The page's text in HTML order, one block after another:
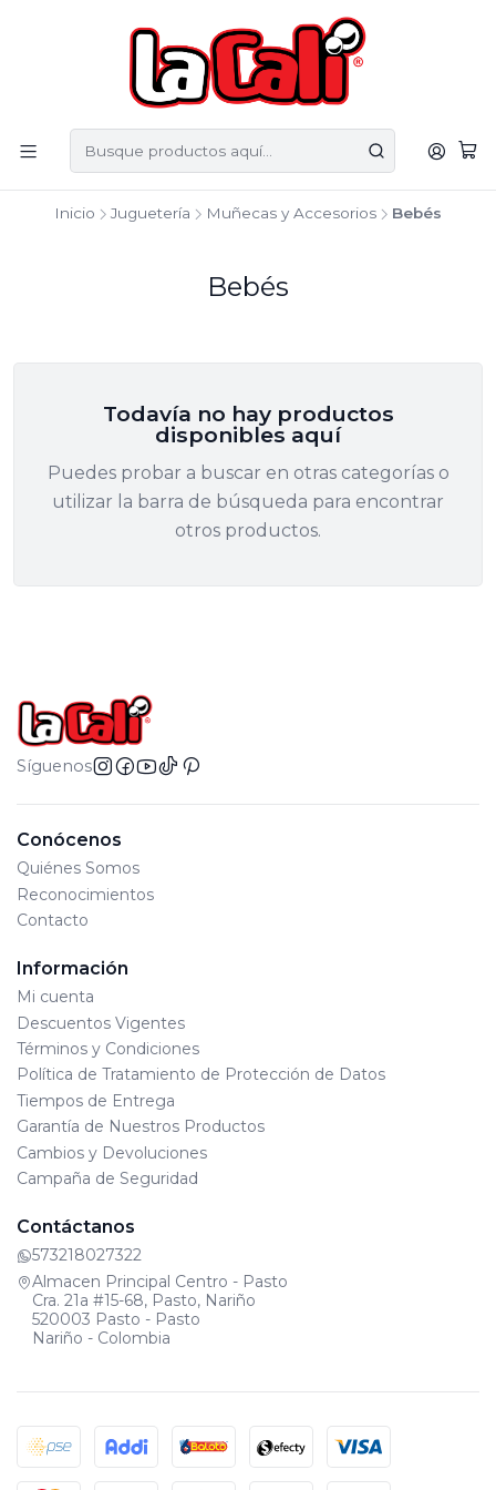
Inicio Juguetería Muñecas y Accesorios Bebés
Bebés
Todavía no hay productos
disponibles aquí
Puedes probar a buscar en otras categorías o
utilizar la barra de búsqueda para encontrar
otros productos.
Síguenos
Conócenos
Quiénes Somos
Reconocimientos
Contacto
Información
Mi cuenta
Descuentos Vigentes
Términos y Condiciones
Política de Tratamiento de Protección de Datos
Tiempos de Entrega
Garantía de Nuestros Productos
Cambios y Devoluciones
Campaña de Seguridad
Contáctanos
573218027322
Almacen Principal Centro - Pasto
Cra. 21a #15-68, Pasto, Nariño
520003 Pasto - Pasto
Nariño - Colombia